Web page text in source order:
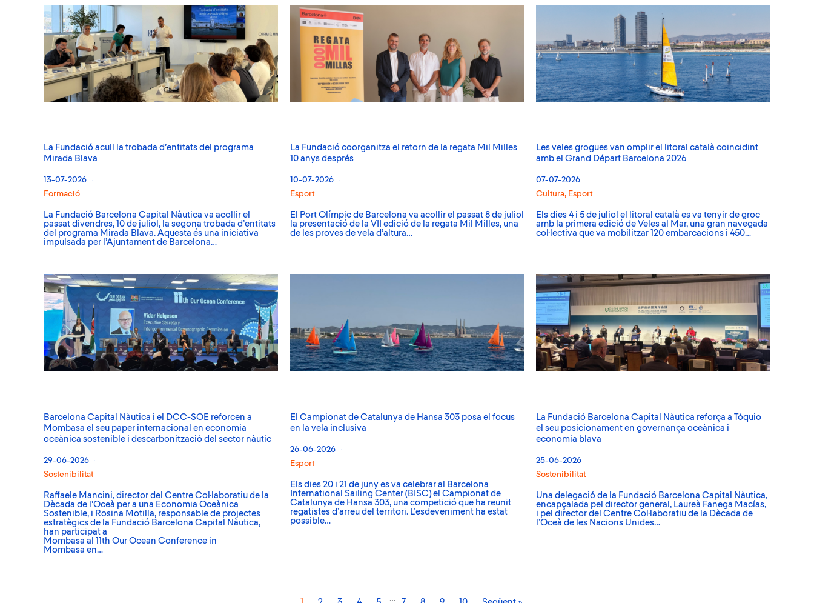
La Fundació acull la trobada d’entitats del programa
Mirada Blava
13-07-2026
Formació
La Fundació Barcelona Capital Nàutica va acollir el
passat divendres, 10 de juliol, la segona trobada d’entitats
del programa Mirada Blava. Aquesta és una iniciativa
impulsada per l’Ajuntament de Barcelona…
La Fundació coorganitza el retorn de la regata Mil Milles
10 anys després
10-07-2026
Esport
El Port Olímpic de Barcelona va acollir el passat 8 de juliol
la presentació de la VII edició de la regata Mil Milles, una
de les proves de vela d’altura…
Les veles grogues van omplir el litoral català coincidint
amb el Grand Départ Barcelona 2026
07-07-2026
Cultura, Esport
Els dies 4 i 5 de juliol el litoral català es va tenyir de groc
amb la primera edició de Veles al Mar, una gran navegada
col·lectiva que va mobilitzar 120 embarcacions i 450…
Barcelona Capital Nàutica i el DCC-SOE reforcen a
Mombasa el seu paper internacional en economia
oceànica sostenible i descarbonització del sector nàutic
29-06-2026
Sostenibilitat
Raffaele Mancini, director del Centre Col·laboratiu de la
Dècada de l’Oceà per a una Economia Oceànica
Sostenible, i Rosina Motilla, responsable de projectes
estratègics de la Fundació Barcelona Capital Nàutica,
han participat a
Mombasa al 11th Our Ocean Conference in
Mombasa en…
El Campionat de Catalunya de Hansa 303 posa el focus
en la vela inclusiva
26-06-2026
Esport
Els dies 20 i 21 de juny es va celebrar al Barcelona
International Sailing Center (BISC) el Campionat de
Catalunya de Hansa 303, una competició que ha reunit
regatistes d’arreu del territori. L’esdeveniment ha estat
possible…
La Fundació Barcelona Capital Nàutica reforça a Tòquio
el seu posicionament en governança oceànica i
economia blava
25-06-2026
Sostenibilitat
Una delegació de la Fundació Barcelona Capital Nàutica,
encapçalada pel director general, Laureà Fanega Macías,
i pel director del Centre Col·laboratiu de la Dècada de
l’Oceà de les Nacions Unides…
…